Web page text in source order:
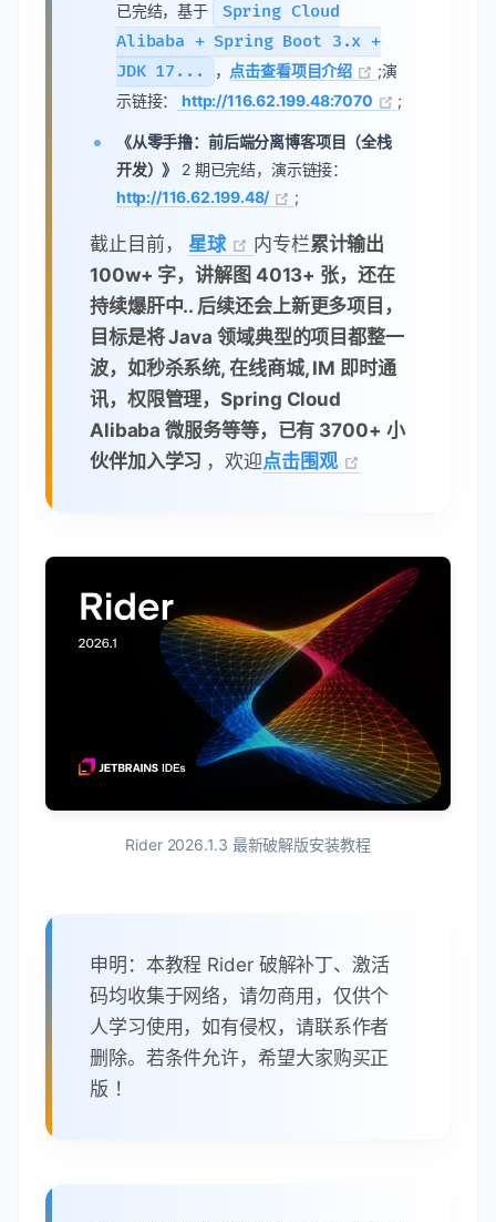
已完结，基于
Spring Cloud
Alibaba + Spring Boot 3.x +
JDK 17...
， 点击查看项目介绍
;演
示链接：
http://116.62.199.48:7070 ;
《从零手撸：前后端分离博客项目（全栈
开发）》
2 期已完结，演示链接：
http://116.62.199.48/
;
截止目前， 星球 内专栏累计输出
100w+ 字，讲解图 4013+ 张，还在
持续爆肝中.. 后续还会上新更多项目，
目标是将 Java 领域典型的项目都整一
波，如秒杀系统, 在线商城, IM 即时通
讯，权限管理，Spring Cloud
Alibaba 微服务等等，已有 3700+ 小
伙伴加入学习 ，欢迎点击围观
Rider 2026.1.3 最新破解版安装教程
申明：本教程 Rider 破解补丁、激活
码均收集于网络，请勿商用，仅供个
人学习使用，如有侵权，请联系作者
删除。若条件允许，希望大家购买正
版 ！